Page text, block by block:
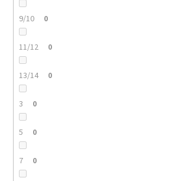
9/10 0
11/12 0
13/14 0
3 0
5 0
7 0